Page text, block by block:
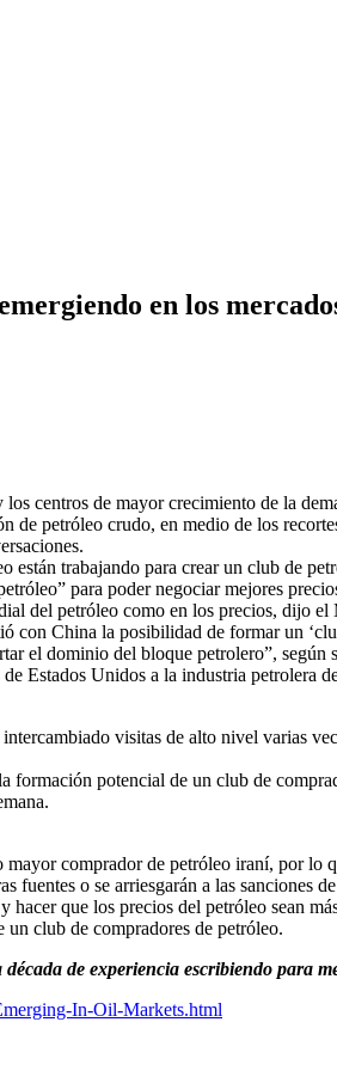
en los
centros de mayor crecimiento de la
petróleo crudo, en medio de los
están trabajando para crear un club de
para poder negociar mejores
del petróleo como en los precios, dijo
con China la posibilidad de formar un
el dominio del bloque petrolero”,
Estados Unidos a la industria petrolera
visitas de alto nivel varias
potencial de un club de
comprador de petróleo iraní, por
fuentes o se arriesgarán a las sanciones
hacer que los precios del petróleo sean
club de compradores de petróleo.
de experiencia escribiendo para
In-Oil-Markets.html